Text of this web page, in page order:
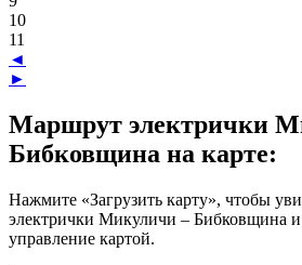
10
11
◄
►
Маршрут электрички
Бибковщина на карте:
Нажмите «Загрузить карту», чтобы
электрички Микуличи – Бибковщина и
управление картой.